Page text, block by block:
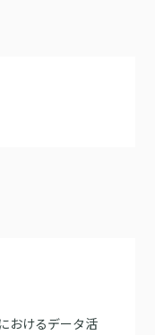
ス9選
おけるデータ活